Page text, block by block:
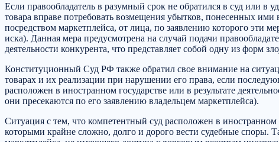
Если правообладатель в разумный срок не обратился в суд или в
товара вправе потребовать возмещения убытков, понесенных
посредством маркетплейса, от лица, по заявлению которого эти
иска). Данная мера предусмотрена на случай подачи
деятельности конкурента, что представляет собой одну из форм
Конституционный Суд РФ также обратил свое внимание на
товарах и их реализации при нарушении его права, если
расположен в иностранном государстве или в результате
они пресекаются по его заявлению владельцем маркетплейса).
Ситуация с тем, что компетентный суд расположен в
которыми крайне сложно, долго и дорого вести судебные споры.